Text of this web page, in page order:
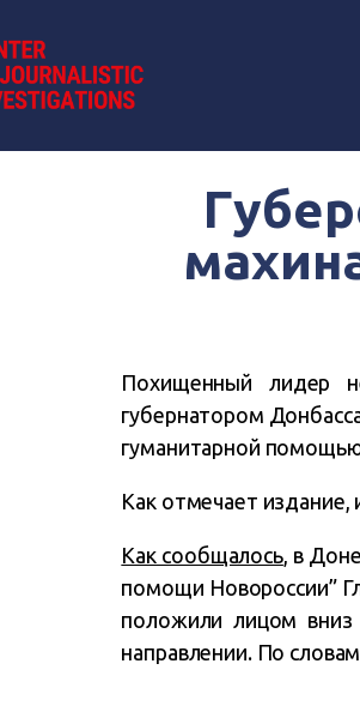
Похищенный лидер
губернатором
гуманитарной
Как отмечает
Как сообщалось, в
помощи Новороссии”
положили лицом вниз
направлении. По